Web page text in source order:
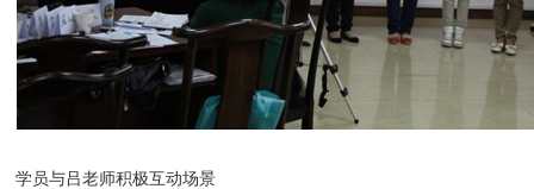
学员与吕老师积极互动场景